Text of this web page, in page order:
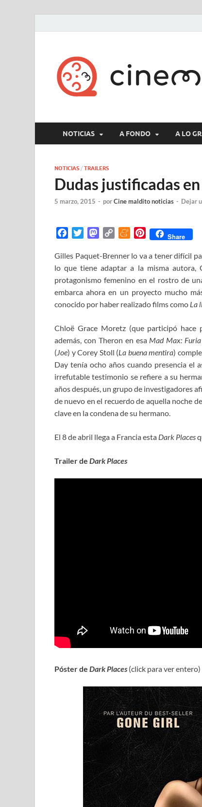
NOTICIAS A FONDO A LO
NOTICIAS / TRAILERS
Dudas justificadas
5 marzo, 2015 - porCine maldito noticias - Dejar
c
e
b
o
o
i
t
t
e
r
M
s
t
o
d
o
p
y
L
i
n
M
n
e
a
m
e
P
n
t
e
r
e
t
Share
Gilles Paquet-Brenner lo va a tener difícil
lo que tiene adaptar a la misma autora,
protagonismo femenino en el rostro de
embarca ahora en un proyecto mucho
conocido por haber realizado films como La
Chloë Grace Moretz (que participó hace
además, con Theron en esa Mad Max:
(Joe) y Corey Stoll (La buena mentira)
Day tenía ocho años cuando presencia el
irrefutable testimonio se refiere a su
años después, un grupo de investigadores
de nuevo en el recuerdo de aquella noche
clave en la condena de su hermano.
El 8 de abril llega a Francia esta Dark Places
Trailer de Dark Places
Póster de Dark Places (click para ver entero)